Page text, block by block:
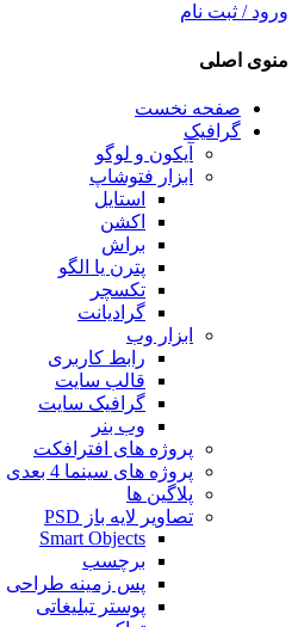
ورود / ثبت نام
منوی اصلی
صفحه نخست
گرافیک
آیکون و لوگو
ابزار فتوشاپ
استایل
اکشن
براش
پترن یا الگو
تکسچر
گرادیانت
ابزار وب
رابط کاربری
قالب سایت
گرافیک سایت
وب بنر
پروژه های افترافکت
پروژه های سینما 4 بعدی
پلاگین ها
تصاویر لایه باز PSD
Smart Objects
برچسب
پس زمینه طراحی
پوستر تبلیغاتی